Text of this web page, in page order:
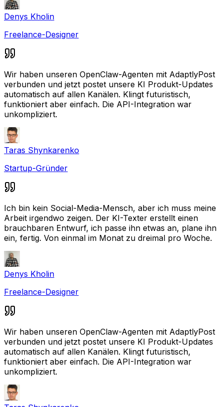
Denys Kholin
Freelance-Designer
Wir haben unseren OpenClaw-Agenten mit AdaptlyPost
verbunden und jetzt postet unsere KI Produkt-Updates
automatisch auf allen Kanälen. Klingt futuristisch,
funktioniert aber einfach. Die API-Integration war
unkompliziert.
Taras Shynkarenko
Startup-Gründer
Ich bin kein Social-Media-Mensch, aber ich muss meine
Arbeit irgendwo zeigen. Der KI-Texter erstellt einen
brauchbaren Entwurf, ich passe ihn etwas an, plane ihn
ein, fertig. Von einmal im Monat zu dreimal pro Woche.
Denys Kholin
Freelance-Designer
Wir haben unseren OpenClaw-Agenten mit AdaptlyPost
verbunden und jetzt postet unsere KI Produkt-Updates
automatisch auf allen Kanälen. Klingt futuristisch,
funktioniert aber einfach. Die API-Integration war
unkompliziert.